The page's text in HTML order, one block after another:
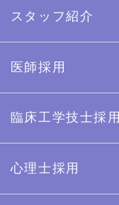
スタッフ紹介
医師採用
臨床工学技士採用
心理士採用